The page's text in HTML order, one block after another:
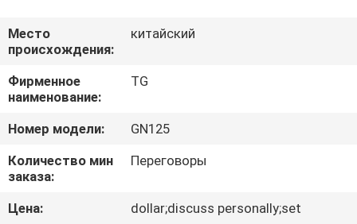
НАС
ПУТЕШЕСТВИЕ
ФАБРИКИ
ПРОВЕРКА
КАЧЕСТВА
Место
происхождения:
китайский
Фирменное
наименование:
TG
Номер модели:
GN125
Количество мин
заказа:
Переговоры
Цена:
dollar;discuss personally;set